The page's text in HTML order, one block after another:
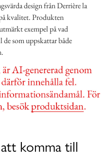
design från Derrière la
kvalitet. Produkten
exempel på vad
som uppskattar både
komma till